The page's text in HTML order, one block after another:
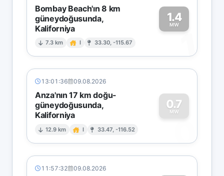
Bombay Beach'ın 8 km
güneydoğusunda,
Kaliforniya
7.3 km I 33.30, -115.67
1.4
MW
1
13:01:36 09.08.2026
Anza'nın 17 km doğu-
güneydoğusunda,
Kaliforniya
12.9 km I 33.47, -116.52
0.7
MW
0
11:57:32 09.08.2026